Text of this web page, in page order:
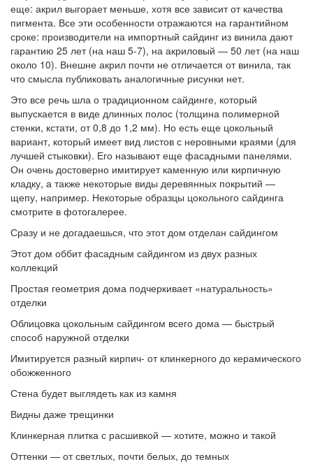
еще: акрил выгорает меньше, хотя все зависит от качества
пигмента. Все эти особенности отражаются на гарантийном
сроке: производители на импортный сайдинг из винила дают
гарантию 25 лет (на наш 5-7), на акриловый — 50 лет (на наш
около 10). Внешне акрил почти не отличается от винила, так
что смысла публиковать аналогичные рисунки нет.
Это все речь шла о традиционном сайдинге, который
выпускается в виде длинных полос (толщина полимерной
стенки, кстати, от 0,8 до 1,2 мм). Но есть еще цокольный
вариант, который имеет вид листов с неровными краями (для
лучшей стыковки). Его называют еще фасадными панелями.
Он очень достоверно имитирует каменную или кирпичную
кладку, а также некоторые виды деревянных покрытий —
щепу, например. Некоторые образцы цокольного сайдинга
смотрите в фотогалерее.
Сразу и не догадаешься, что этот дом отделан сайдингом
Этот дом оббит фасадным сайдингом из двух разных
коллекций
Простая геометрия дома подчеркивает «натуральность»
отделки
Облицовка цокольным сайдингом всего дома — быстрый
способ наружной отделки
Имитируется разный кирпич- от клинкерного до керамического
обожженного
Стена будет выглядеть как из камня
Видны даже трещинки
Клинкерная плитка с расшивкой — хотите, можно и такой
Оттенки — от светлых, почти белых, до темных